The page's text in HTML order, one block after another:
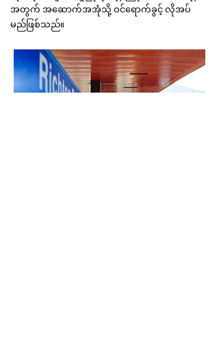
အတွက် အဆောက်အအုံသို့ ဝင်ရောက်ခွင့် လိုအပ်
မည်ဖြစ်သည်။